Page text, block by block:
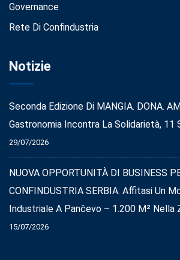
Governance
Rete Di Confindustria
Notizie
Seconda Edizione Di MANGIA. DONA.
Gastronomia Incontra La Solidarietà,
29/07/2026
NUOVA OPPORTUNITÀ DI BUSINESS
CONFINDUSTRIA SERBIA: Affitasi Un
Industriale A Pančevo – 1.200 M² Nella
15/07/2026